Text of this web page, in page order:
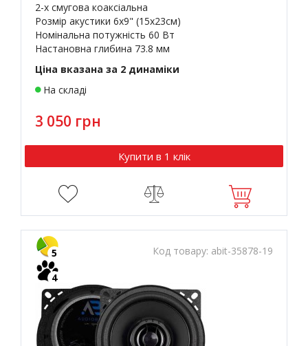
2-х смугова коаксіальна
Розмір акустики 6x9" (15х23см)
Номінальна потужність 60 Вт
Настановна глибина 73.8 мм
Ціна вказана за 2 динаміки
На складі
3 050 грн
Купити в 1 клік
Код товару: abit-35878-19
5
4